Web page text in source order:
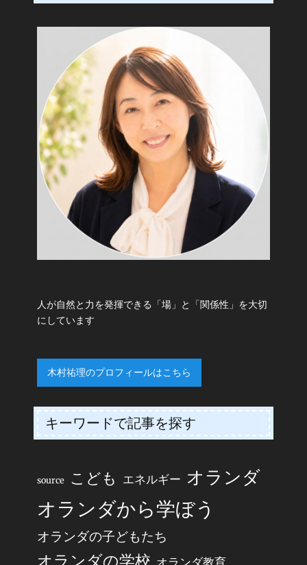
人が自然と力を発揮できる「場」と「関係性」を大切
にしています
木村祐理のプロフィールはこちら
キーワードで記事を探す
source こども エネルギー オランダ
オランダから学ぼう
オランダの子どもたち
オランダの学校